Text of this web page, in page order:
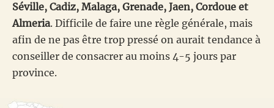
Séville, Cadiz, Malaga, Grenade, Jaen, Cordoue et
Almeria. Difficile de faire une règle générale, mais
afin de ne pas être trop pressé on aurait tendance à
conseiller de consacrer au moins 4-5 jours par
province.